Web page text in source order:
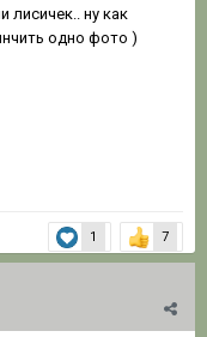
лисичек.. ну как
одно фото )
1 7